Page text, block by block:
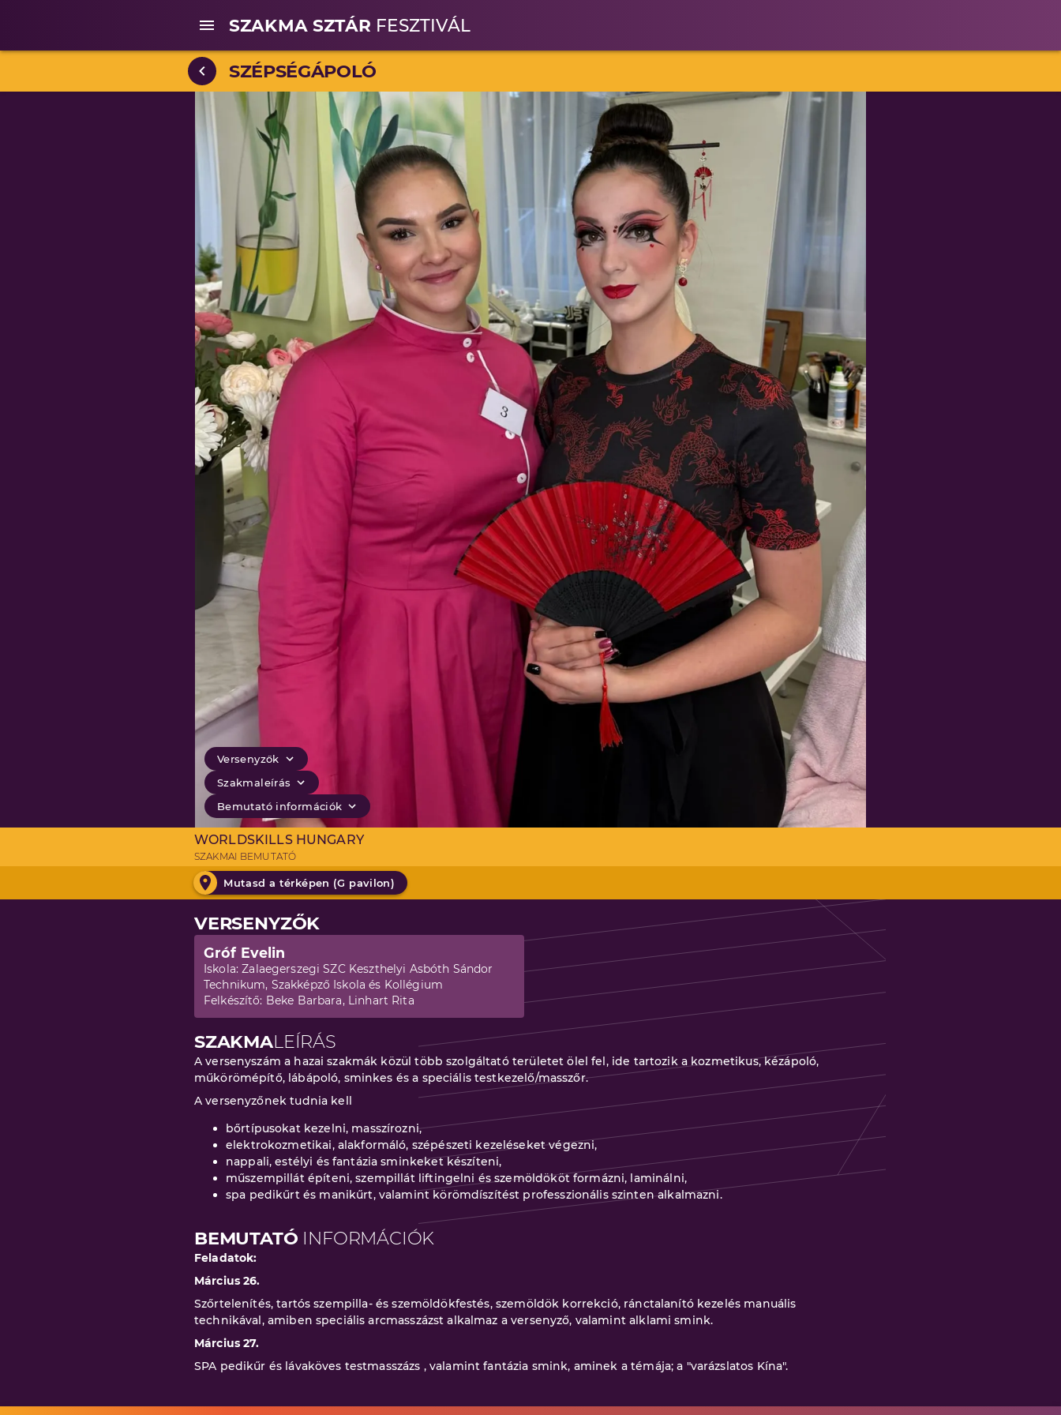
SZAKMA SZTÁR FESZTIVÁL
SZÉPSÉGÁPOLÓ
Versenyzők
Szakmaleírás
Bemutató információk
WORLDSKILLS HUNGARY
SZAKMAI BEMUTATÓ
Mutasd a térképen (G pavilon)
VERSENYZŐK
Gróf Evelin
Iskola:Zalaegerszegi SZC Keszthelyi Asbóth Sándor
Technikum, Szakképző Iskola és Kollégium
Felkészítő: Beke Barbara, Linhart Rita
SZAKMALEÍRÁS
A versenyszám a hazai szakmák közül több szolgáltató területet ölel fel, ide tartozik a kozmetikus, kézápoló,
műkörömépítő, lábápoló, sminkes és a speciális testkezelő/masszőr.
A versenyzőnek tudnia kell
bőrtípusokat kezelni, masszírozni,
elektrokozmetikai, alakformáló, szépészeti kezeléseket végezni,
nappali, estélyi és fantázia sminkeket készíteni,
műszempillát építeni, szempillát liftingelni és szemöldököt formázni, laminálni,
spa pedikűrt és manikűrt, valamint körömdíszítést professzionális szinten alkalmazni.
BEMUTATÓ INFORMÁCIÓK
Feladatok:
Március 26.
Szőrtelenítés, tartós szempilla- és szemöldökfestés, szemöldök korrekció, ránctalanító kezelés manuális
technikával, amiben speciális arcmasszázst alkalmaz a versenyző, valamint alklami smink.
Március 27.
SPA pedikűr és lávaköves testmasszázs , valamint fantázia smink, aminek a témája; a "varázslatos Kína".